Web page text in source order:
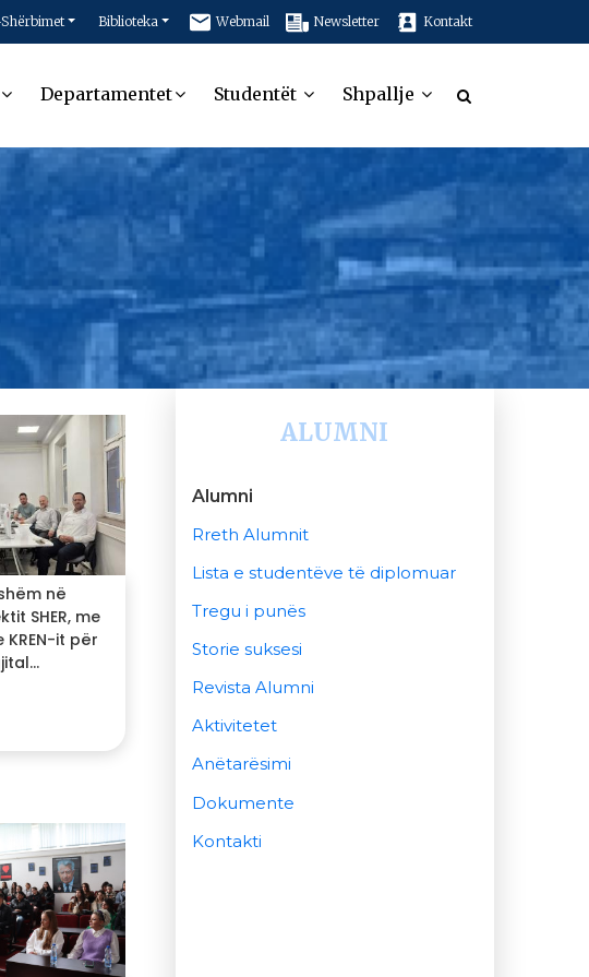
Biblioteka Webmail Newsletter Kontakt
Departamentet Studentët Shpallje
në
SHER, me
it për
ALUMNI
Alumni
Rreth Alumnit
Lista e studentëve të diplomuar
Tregu i punës
Storie suksesi
Revista Alumni
Aktivitetet
Anëtarësimi
Dokumente
Kontakti